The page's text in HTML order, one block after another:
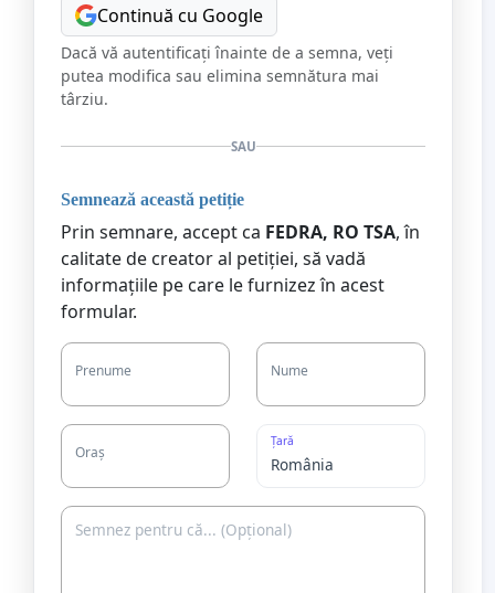
Continuă cu Google
Dacă vă autentificați înainte de a semna, veți
putea modifica sau elimina semnătura mai
târziu.
SAU
Semnează această petiție
Prin semnare, accept ca FEDRA, RO TSA, în
calitate de creator al petiției, să vadă
informațiile pe care le furnizez în acest
formular.
Prenume Nume
Oraș
Țară